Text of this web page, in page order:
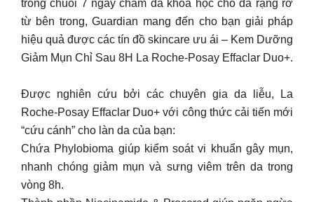
trong chuỗi 7 ngày chăm da khoa học cho da rạng rỡ
từ bên trong, Guardian mang đến cho bạn giải pháp
hiệu quả được các tín đồ skincare ưu ái – Kem Dưỡng
Giảm Mụn Chỉ Sau 8H La Roche-Posay Effaclar Duo+.
Được nghiên cứu bởi các chuyên gia da liễu, La
Roche-Posay Effaclar Duo+ với công thức cải tiến mới
“cứu cánh” cho làn da của bạn:​
Chứa Phylobioma giúp kiểm soát vi khuẩn gây mụn,
nhanh chóng giảm mụn và sưng viêm trên da trong
vòng 8h.​